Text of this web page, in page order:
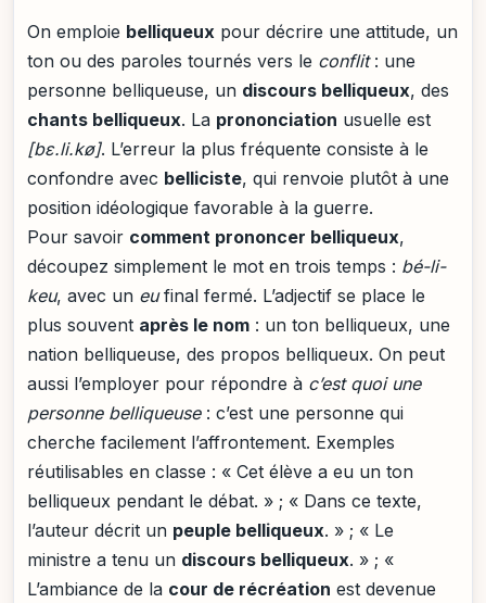
On emploie belliqueux pour décrire une attitude, un
ton ou des paroles tournés vers le conflit: une
personne belliqueuse, un discours belliqueux, des
chants belliqueux. La prononciation usuelle est
[bɛ.li.kø]. L’erreur la plus fréquente consiste à le
confondre avec belliciste, qui renvoie plutôt à une
position idéologique favorable à la guerre.
Pour savoir comment prononcer belliqueux,
découpez simplement le mot en trois temps : bé-li-
keu, avec un eufinal fermé. L’adjectif se place le
plus souvent après le nom : un ton belliqueux, une
nation belliqueuse, des propos belliqueux. On peut
aussi l’employer pour répondre à c’est quoi une
personne belliqueuse: c’est une personne qui
cherche facilement l’affrontement. Exemples
réutilisables en classe : « Cet élève a eu un ton
belliqueux pendant le débat. » ; « Dans ce texte,
l’auteur décrit un peuple belliqueux. » ; « Le
ministre a tenu un discours belliqueux. » ; «
L’ambiance de la cour de récréation est devenue